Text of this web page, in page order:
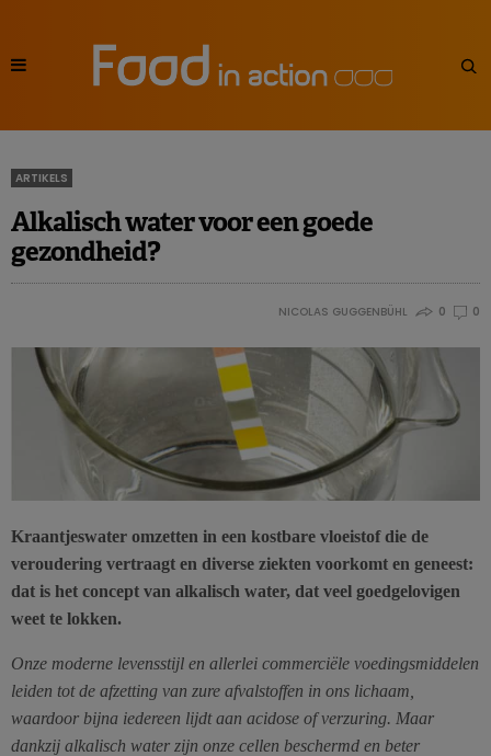
ARTIKELS
Alkalisch water voor een goede
gezondheid?
NICOLAS GUGGENBÜHL 0 0
Kraantjeswater omzetten in een kostbare vloeistof die de
veroudering vertraagt en diverse ziekten voorkomt en geneest:
dat is het concept van alkalisch water, dat veel goedgelovigen
weet te lokken.
Onze moderne levensstijl en allerlei commerciële voedingsmiddelen
leiden tot de afzetting van zure afvalstoffen in ons lichaam,
waardoor bijna iedereen lijdt aan acidose of verzuring. Maar
dankzij alkalisch water zijn onze cellen beschermd en beter